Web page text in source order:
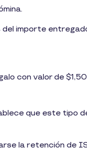
del importe
con valor de
que este tipo
la retención de